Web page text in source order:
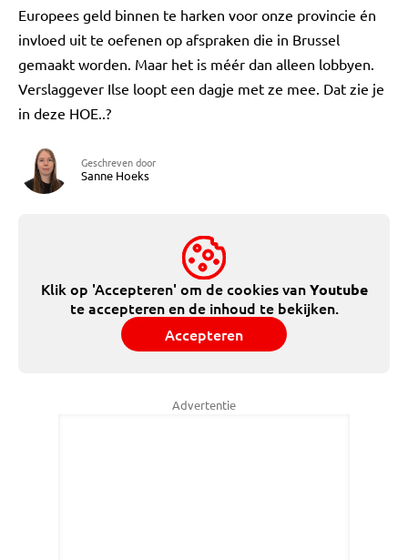
Europees geld binnen te harken voor onze provincie én
invloed uit te oefenen op afspraken die in Brussel
gemaakt worden. Maar het is méér dan alleen lobbyen.
Verslaggever Ilse loopt een dagje met ze mee. Dat zie je
in deze HOE..?
Geschreven door
Sanne Hoeks
Klik op 'Accepteren' om de cookies vanYoutube
te accepteren en de inhoud te bekijken.
Accepteren
Advertentie